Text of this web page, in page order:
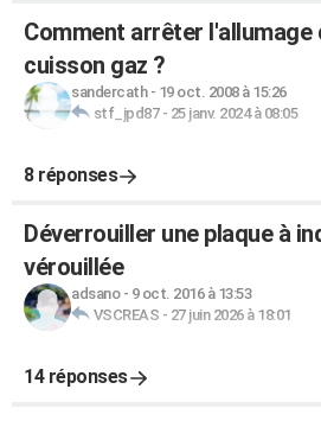
Comment arrêter l'allumage
cuisson gaz ?
sandercath- 19 oct. 2008 à 15:26
stf_jpd87- 25 janv. 2024 à 08:05
8 réponses
Déverrouiller une plaque à
vérouillée
adsano- 9 oct. 2016 à 13:53
VSCREAS - 27 juin 2026 à 18:01
14 réponses